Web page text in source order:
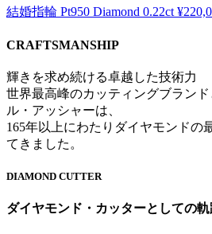
結婚指輪 Pt950 Diamond 0.22ct
CRAFTSMANSHIP
輝きを求め続ける卓越した技術力
世界最高峰のカッティングブラン
ル・アッシャーは、
165年以上にわたりダイヤモンドの
てきました。
DIAMOND CUTTER
ダイヤモンド・カッターとしての軌